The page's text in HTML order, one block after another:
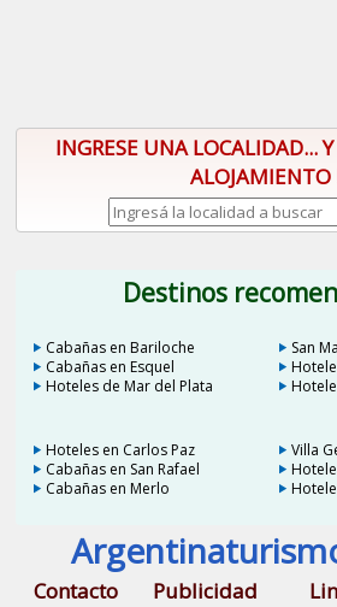
INGRESE UNA LOCALIDAD...
ALOJAMIENTO
Destinos
Cabañas en Bariloche
San
Cabañas en Esquel
Hoteles de Mar del Plata
Hoteles en Carlos Paz
Villa
Cabañas en San Rafael
Cabañas en Merlo
Contacto Publicidad